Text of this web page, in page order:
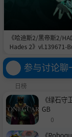
《哈迪斯2/黑帝斯2/
Hades 2》vl.139671-
参与讨论聊
日榜
《绿石
GB
0